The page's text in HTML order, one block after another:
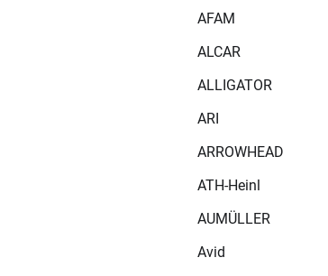
AFAM
ALCAR
ALLIGATOR
ARI
ARROWHEAD
ATH-Heinl
AUMÜLLER
Avid